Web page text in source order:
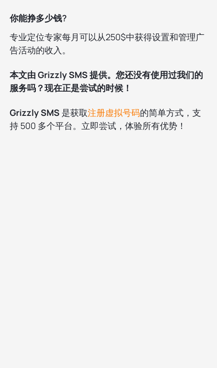
你能挣多少钱?
专业定位专家每月可以从250$中获得设置和管理广
告活动的收入。
本文由 Grizzly SMS 提供。您还没有使用过我们的
服务吗？现在正是尝试的时候！
Grizzly SMS 是获取注册虚拟号码的简单方式，支
持 500 多个平台。立即尝试，体验所有优势！